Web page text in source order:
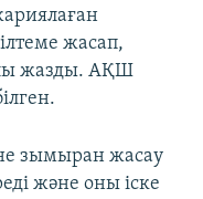
жасап,
жазды. АҚШ
зымыран жасау
және оны іске